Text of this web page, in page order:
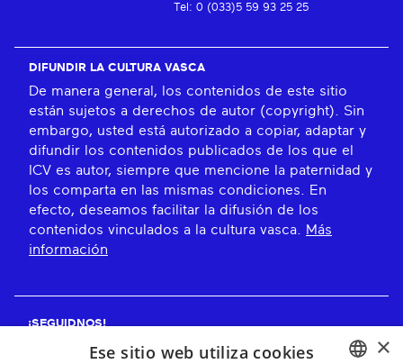
Tel: 0 (033)5 59 93 25 25
DIFUNDIR LA CULTURA VASCA
De manera general, los contenidos de este sitio
están sujetos a derechos de autor (copyright). Sin
embargo, usted está autorizado a copiar, adaptar y
difundir los contenidos publicados de los que el
ICV es autor, siempre que mencione la paternidad y
los comparta en las mismas condiciones. En
efecto, deseamos facilitar la difusión de los
contenidos vinculados a la cultura vasca.
Más
información
¡SEGUIDNOS!
×
Ese sitio web utiliza cookies